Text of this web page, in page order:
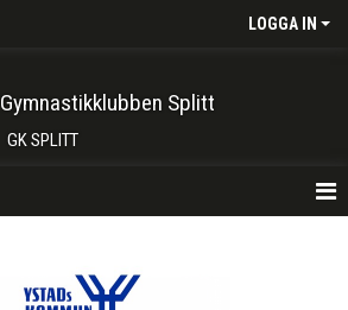
LOGGA IN
Gymnastikklubben Splitt
GK SPLITT